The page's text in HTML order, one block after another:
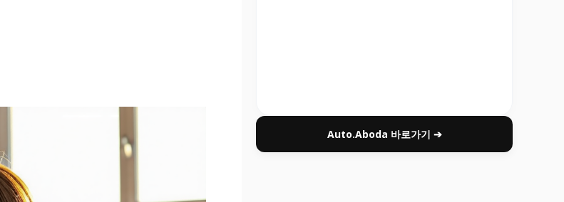
Auto.Aboda 바로가기 ➔